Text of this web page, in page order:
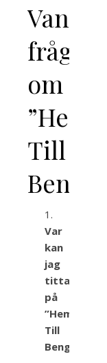
Vanliga
frågor
om
”Hem
Till
Bengt”
Var
kan
jag
titta
på
”Hem
Till
Bengt”?